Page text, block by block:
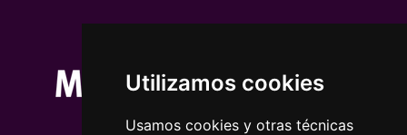
Utilizamos cookies
Usamos cookies y otras técnicas